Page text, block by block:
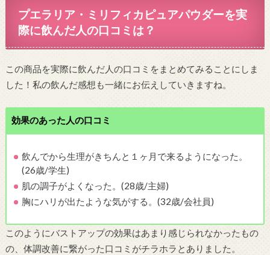
プエラリア・ミリフィカピュアパウダーを実
際に飲んだ人の口コミは？
この商品を実際に飲んだ人の口コミをまとめてみることにしま
した！私の飲んだ感想も一緒にお伝えしていきますね。
効果のあった人の口コミ
飲んでから生理がきちんと１ヶ月で来るようになった。
(26歳/学生)
肌の調子がよくなった。(28歳/主婦)
胸にハリが出たような気がする。(32歳/会社員)
このようにバストアップの効果はあまり感じられなかったもの
の、体調改善に繋がった口コミがチラホラとありました。